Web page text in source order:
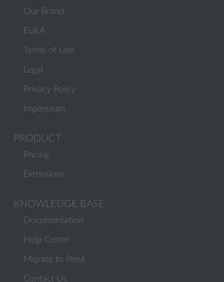
Our Brand
EULA
Terms of Use
Legal
Privacy Policy
Impressum
PRODUCT
Pricing
Extensions
KNOWLEDGE BASE
Documentation
Help Center
Migrate to Plesk
Contact Us